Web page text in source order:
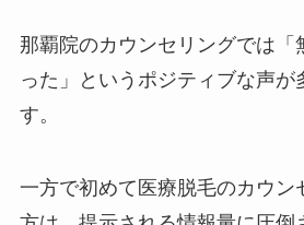
那覇院のカウンセリングでは「
った」というポジティブな声が
す。
一方で初めて医療脱毛のカウン